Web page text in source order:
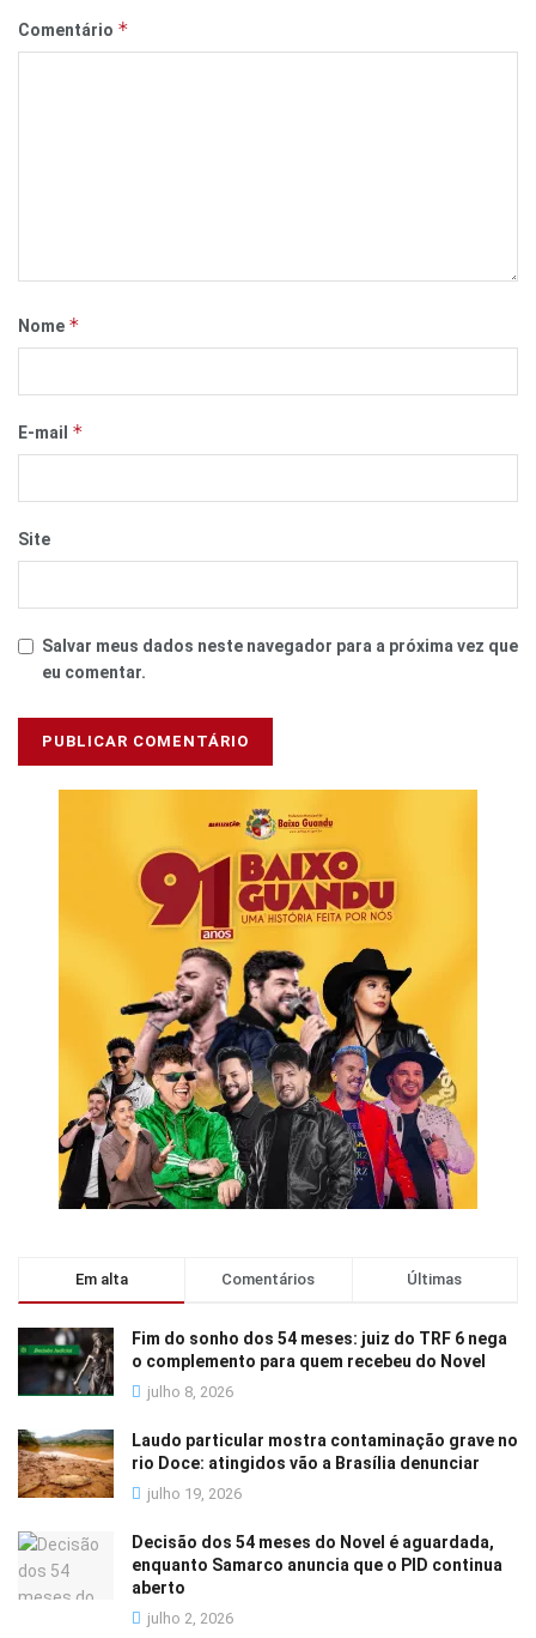
Comentário *
Nome *
E-mail *
Site
Salvar meus dados neste navegador para a próxima vez que
eu comentar.
Em alta Comentários Últimas
Fim do sonho dos 54 meses: juiz do TRF 6 nega
o complemento para quem recebeu do Novel
julho 8, 2026
Laudo particular mostra contaminação grave no
rio Doce: atingidos vão a Brasília denunciar
julho 19, 2026
Decisão dos 54 meses do Novel é aguardada,
enquanto Samarco anuncia que o PID continua
aberto
julho 2, 2026